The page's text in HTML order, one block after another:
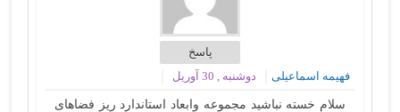
پاسخ
فهیمه اسماعیلی
دوشنبه , 30 آوریل
سلام خسته نباشید مجموعه وابعاد
استاندارد ریز فضاهای